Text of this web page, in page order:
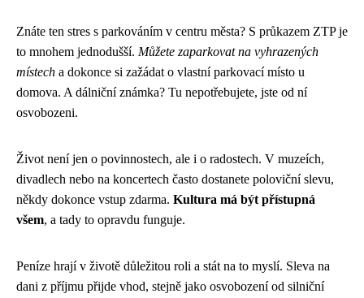
Znáte ten stres s parkováním v centru města? S průkazem ZTP je
to mnohem jednodušší. Můžete zaparkovat na vyhrazených
místech a dokonce si zažádat o vlastní parkovací místo u
domova. A dálniční známka? Tu nepotřebujete, jste od ní
osvobozeni.
Život není jen o povinnostech, ale i o radostech. V muzeích,
divadlech nebo na koncertech často dostanete poloviční slevu,
někdy dokonce vstup zdarma. Kultura má být přístupná
všem, a tady to opravdu funguje.
Peníze hrají v životě důležitou roli a stát na to myslí. Sleva na
dani z příjmu přijde vhod, stejně jako osvobození od silniční